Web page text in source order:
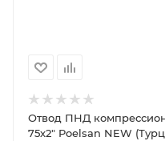
Отвод ПНД
75х2" Poelsan NEW